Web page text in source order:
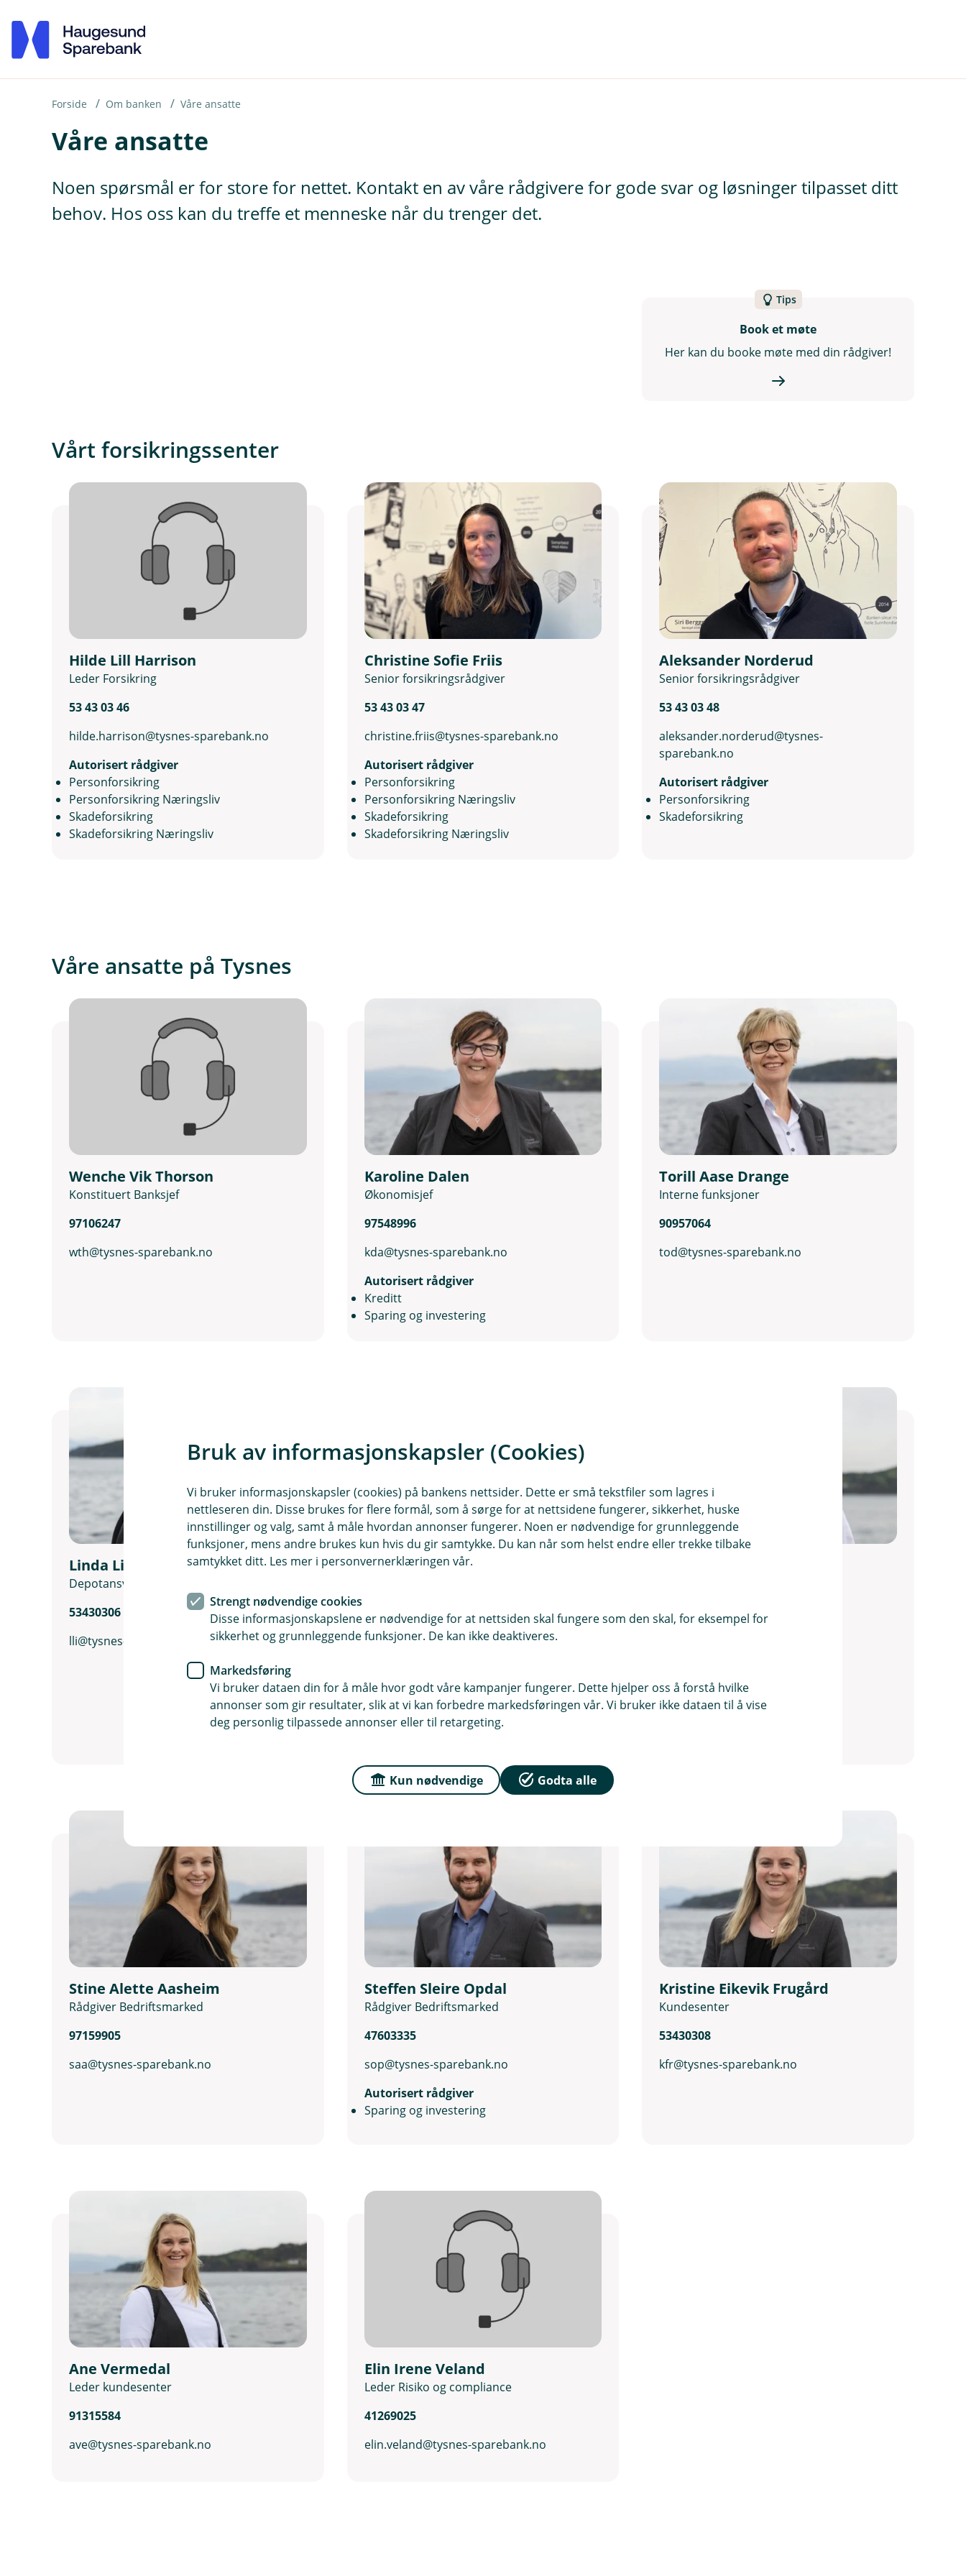
Forside Om banken Våre ansatte
Våre ansatte
Noen spørsmål er for store for nettet. Kontakt en av våre rådgivere for gode svar og løsninger tilpasset ditt
behov. Hos oss kan du treffe et menneske når du trenger det.
Tips
Book et møte
Her kan du booke møte med din rådgiver!
Vårt forsikringssenter
Hilde Lill Harrison
Leder Forsikring
53 43 03 46
hilde.harrison@tysnes-sparebank.no
Autorisert rådgiver
Personforsikring
Personforsikring Næringsliv
Skadeforsikring
Skadeforsikring Næringsliv
Christine Sofie Friis
Senior forsikringsrådgiver
53 43 03 47
christine.friis@tysnes-sparebank.no
Autorisert rådgiver
Personforsikring
Personforsikring Næringsliv
Skadeforsikring
Skadeforsikring Næringsliv
Aleksander Norderud
Senior forsikringsrådgiver
53 43 03 48
aleksander.norderud@tysnes-
sparebank.no
Autorisert rådgiver
Personforsikring
Skadeforsikring
Våre ansatte på Tysnes
Wenche Vik Thorson
Konstituert Banksjef
97106247
wth@tysnes-sparebank.no
Karoline Dalen
Økonomisjef
97548996
kda@tysnes-sparebank.no
Autorisert rådgiver
Kreditt
Sparing og investering
Torill Aase Drange
Interne funksjoner
90957064
tod@tysnes-sparebank.no
Linda Lilleheie Trana
Depotansvarleg
53430306
lli@tysnes-sparebank.no
Svein Erik Halhjem
41687030
sha@tysnes-sparebank.no
Kreditt
Personforsikring
Skadeforsikring
97153089
Kreditt
Personforsikring
Stine Alette Aasheim
Rådgiver Bedriftsmarked
97159905
saa@tysnes-sparebank.no
Steffen Sleire Opdal
Rådgiver Bedriftsmarked
47603335
sop@tysnes-sparebank.no
Autorisert rådgiver
Sparing og investering
Kristine Eikevik Frugård
Kundesenter
53430308
kfr@tysnes-sparebank.no
Ane Vermedal
Leder kundesenter
91315584
ave@tysnes-sparebank.no
Elin Irene Veland
Leder Risiko og compliance
41269025
elin.veland@tysnes-sparebank.no
Bruk av informasjonskapsler (Cookies)
Vi bruker informasjonskapsler (cookies) på bankens nettsider. Dette er små tekstfiler som lagres i
nettleseren din. Disse brukes for flere formål, som å sørge for at nettsidene fungerer, sikkerhet, huske
innstillinger og valg, samt å måle hvordan annonser fungerer. Noen er nødvendige for grunnleggende
funksjoner, mens andre brukes kun hvis du gir samtykke. Du kan når som helst endre eller trekke tilbake
samtykket ditt. Les mer i personvernerklæringen vår.
Strengt nødvendige cookies
Disse informasjonskapslene er nødvendige for at nettsiden skal fungere som den skal, for eksempel for
sikkerhet og grunnleggende funksjoner. De kan ikke deaktiveres.
Markedsføring
Vi bruker dataen din for å måle hvor godt våre kampanjer fungerer. Dette hjelper oss å forstå hvilke
annonser som gir resultater, slik at vi kan forbedre markedsføringen vår. Vi bruker ikke dataen til å vise
deg personlig tilpassede annonser eller til retargeting.
Kun nødvendige Godta alle